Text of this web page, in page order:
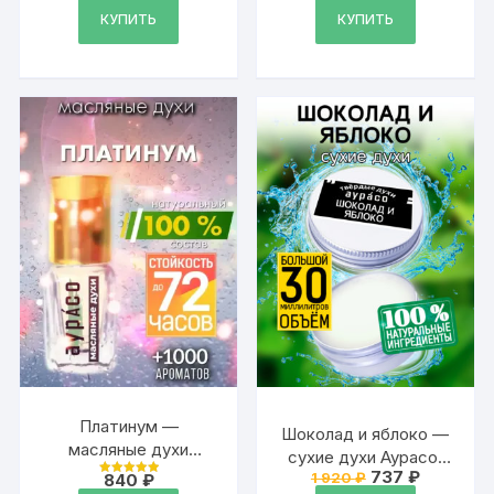
КУПИТЬ
ароматический воск,
аромакубики для
составляла
КУПИТЬ
Платинум —
масляные духи
Аурасо
Оценка
840 ₽
Шоколад и яблоко —
сухие духи Аурасо,
твёрдые духи,
1 920₽ 737 ₽Текущая